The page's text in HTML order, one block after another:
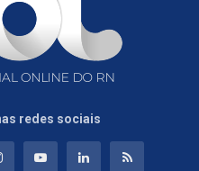
redes sociais